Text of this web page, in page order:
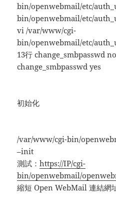
bin/openwebmail/etc/
bin/openwebmail/etc/
vi /var/www/cgi-
bin/openwebmail/etc/
13行 change_smbpasswd
change_smbpasswd yes
初始化
/var/www/cgi-bin/
–init
測試：https://IP/cgi-
bin/openwebmail/
縮短 Open WebMail 連結網